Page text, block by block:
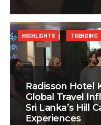
Radisson Hotel
Global Travel
Sri Lanka’s Hill
Experiences
HIGHLIGHTS TRENDING